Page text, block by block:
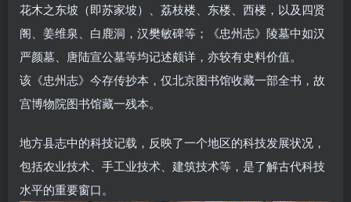
花木之东坡（即苏家坡）、荔枝楼、东楼、西楼，以及四贤
阁、姜维泉、白鹿洞，汉樊敏碑等；《忠州志》陵墓中如汉
严颜墓、唐陆宣公墓等均记述颇详，亦较有史料价值。
该《忠州志》今存传抄本，仅北京图书馆收藏一部全书，故
宫博物院图书馆藏一残本。
地方县志中的科技记载，反映了一个地区的科技发展状况，
包括农业技术、手工业技术、建筑技术等，是了解古代科技
水平的重要窗口。